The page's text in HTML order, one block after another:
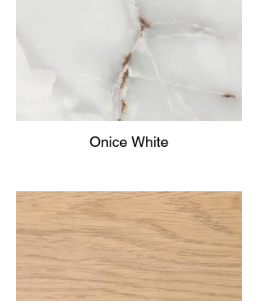
Onice White